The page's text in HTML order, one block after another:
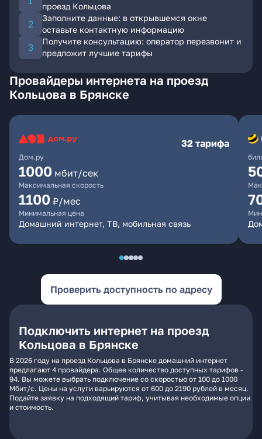
проезд Кольцова
Заполните данные: в открывшемся окне
оставьте контактную информацию
Получите консультацию: оператор перезвонит и
предложит лучшие тарифы
Провайдеры интернета на проезд
Кольцова в Брянске
Дом.ру
32 тарифа
1000 мбит/сек
Максимальная скорость
1100 ₽/мес
Минимальная цена
Домашний интернет, ТВ, мобильная связь
Проверить доступность по адресу
Подключить интернет на проезд
Кольцова в Брянске
В 2026 году на проезд Кольцова в Брянске домашний интернет
предлагают 4 провайдера. Общее количество доступных тарифов -
94. Вы можете выбрать подключение со скоростью от 100 до 1000
Мбит/с. Цены на услуги варьируются от 600 до 2190 рублей в месяц.
Подайте заявку на подходящий тариф, учитывая необходимые опции
и стоимость.